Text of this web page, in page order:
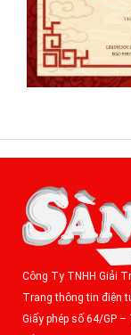
Công Ty TNHH Giải
Trang thông tin điện
Giấy phép số 64/GP